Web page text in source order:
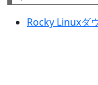
Rocky Linuxダ